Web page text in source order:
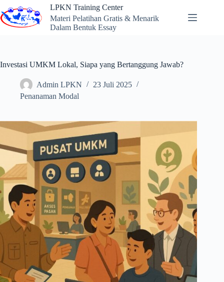
to
content
LPKN Training Center
Materi Pelatihan Gratis & Menarik
Dalam Bentuk Essay
Investasi UMKM Lokal, Siapa yang Bertanggung Jawab?
Admin LPKN
23 Juli 2025
Penanaman Modal